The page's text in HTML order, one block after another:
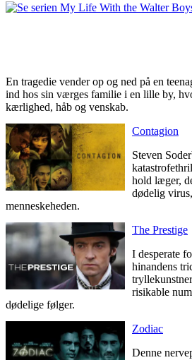
En tragedie vender op og ned på en
ind hos sin værges familie i en lille by,
kærlighed, håb og venskab.
Contagion
Steven
hold læger,
dødelig
menneskeheden.
The Prestige
I desperate
hinandens
risikable
dødelige følger.
Zodiac
Denne